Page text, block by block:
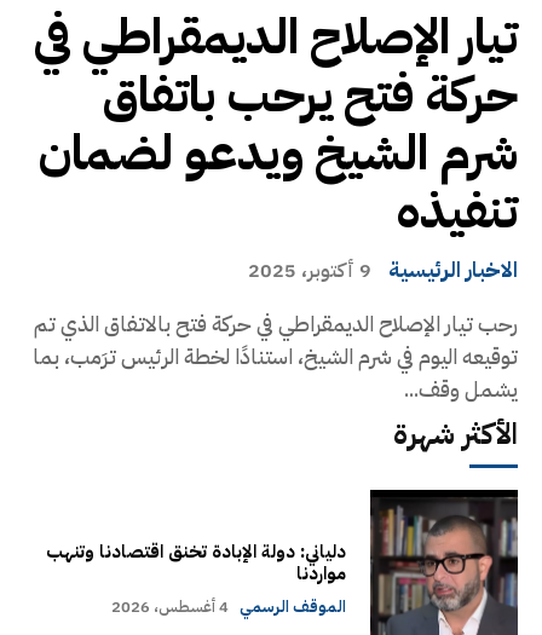
تيار الإصلاح الديمقراطي في
حركة فتح يرحب باتفاق
شرم الشيخ ويدعو لضمان
تنفيذه
الاخبار الرئيسية 9 أكتوبر، 2025
رحب تيار الإصلاح الديمقراطي في حركة فتح بالاتفاق الذي تم
توقيعه اليوم في شرم الشيخ، استنادًا لخطة الرئيس ترَمب، بما
يشمل وقف...
الأكثر شهرة
دلياني: دولة الإبادة تخنق اقتصادنا وتنهب
مواردنا
الموقف الرسمي 4 أغسطس، 2026